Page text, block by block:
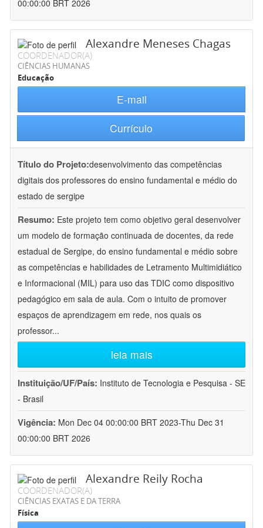
00:00:00 BRT 2026
Alexandre Meneses Chagas
COORDENADOR(A)
CIÊNCIAS HUMANAS
Educação
E-mail
Currículo
Título do Projeto:desenvolvimento das competências
digitais dos professores do ensino fundamental e médio do
estado de sergipe
Resumo: Este projeto tem como objetivo geral desenvolver
um modelo de formação continuada de docentes, da rede
estadual de Sergipe, do ensino fundamental e médio sobre
as competências e habilidades de Letramento Multimidiático
e Informacional (MIL) para uso das TDIC como dispositivo
pedagógico em sala de aula. Com o intuito de promover
espaços de aprendizagem em rede, nos quais os
professor...
leia mais
Instituição/UF/País: Instituto de Tecnologia e Pesquisa - SE
- Brasil
Vigência: Mon Dec 04 00:00:00 BRT 2023-Thu Dec 31
00:00:00 BRT 2026
Alexandre Reily Rocha
COORDENADOR(A)
CIÊNCIAS EXATAS E DA TERRA
Física